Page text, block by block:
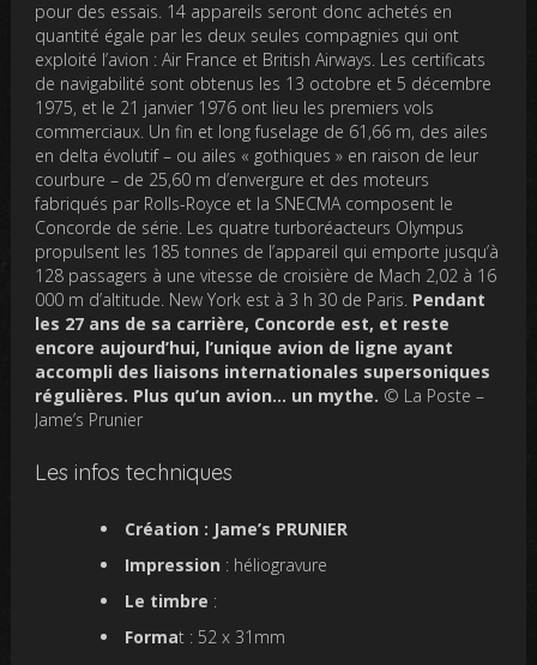
pour des essais. 14 appareils seront donc achetés en
quantité égale par les deux seules compagnies qui ont
exploité l’avion : Air France et British Airways. Les certificats
de navigabilité sont obtenus les 13 octobre et 5 décembre
1975, et le 21 janvier 1976 ont lieu les premiers vols
commerciaux. Un fin et long fuselage de 61,66 m, des ailes
en delta évolutif – ou ailes « gothiques » en raison de leur
courbure – de 25,60 m d’envergure et des moteurs
fabriqués par Rolls-Royce et la SNECMA composent le
Concorde de série. Les quatre turboréacteurs Olympus
propulsent les 185 tonnes de l’appareil qui emporte jusqu’à
128 passagers à une vitesse de croisière de Mach 2,02 à 16
000 m d’altitude. New York est à 3 h 30 de Paris. Pendant
les 27 ans de sa carrière, Concorde est, et reste
encore aujourd’hui, l’unique avion de ligne ayant
accompli des liaisons internationales supersoniques
régulières. Plus qu’un avion… un mythe. © La Poste –
Jame’s Prunier
Les infos techniques
Création : Jame’s PRUNIER
Impression : héliogravure
Le timbre :
Format : 52 x 31mm